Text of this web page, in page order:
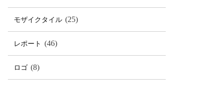
モザイクタイル (25)
レポート (46)
ロゴ (8)